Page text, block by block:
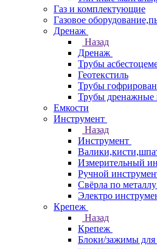
Газ и комплектующие
Газовое
Дренаж
Назад
Дренаж
Трубы
Геотекстиль
Трубы
Трубы
Емкости
Инструмент
Назад
Инструмент
Измерительный
Ручной
Свёрла по
Электро
Крепеж
Назад
Крепеж
Блоки/зажимы для